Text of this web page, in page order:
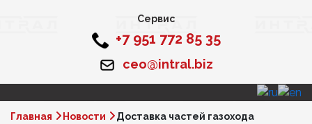
Сервис
+7 951 772 85 35
ceo@intral.biz
Главная Новости Доставка частей газохода